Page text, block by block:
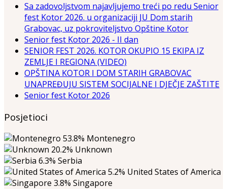
Sa zadovoljstvom najavljujemo treći po redu Senior
fest Kotor 2026. u organizaciji JU Dom starih
Grabovac, uz pokroviteljstvo Opštine Kotor
Senior fest Kotor 2026 - II dan
SENIOR FEST 2026. KOTOR OKUPIO 15 EKIPA IZ
ZEMLJE I REGIONA (VIDEO)
OPŠTINA KOTOR I DOM STARIH GRABOVAC
UNAPREĐUJU SISTEM SOCIJALNE I DJEČJE ZAŠTITE
Senior fest Kotor 2026
Posjetioci
53.8% Montenegro
20.2% Unknown
6.3% Serbia
5.2% United States of America
3.8% Singapore